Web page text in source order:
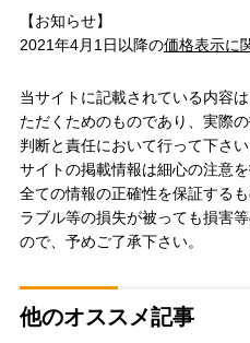
【お知らせ】
2021年4月1日以降の価格表示に
当サイトに記載されている内容
ただくためのものであり、実際
判断と責任において行って下さ
サイトの掲載情報は細心の注意
全ての情報の正確性を保証する
ラブル等の損失が被っても損害
ので、予めご了承下さい。
他のオススメ記事